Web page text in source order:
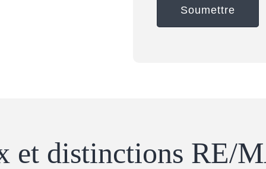
Soumettre
​​et distinctions RE/